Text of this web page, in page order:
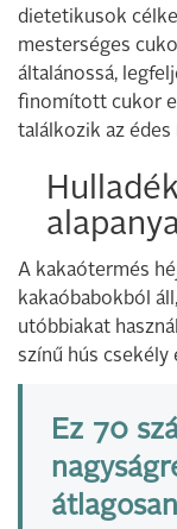
dietetikusok
mesterséges
általánossá,
finomított cukor
találkozik az
A kakaótermés
kakaóbabokból
utóbbiakat
színű hús
Ez 70